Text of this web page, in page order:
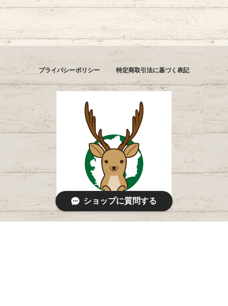
プライバシーポリシー 特定商取引法に基づく表記
ショップに質問する